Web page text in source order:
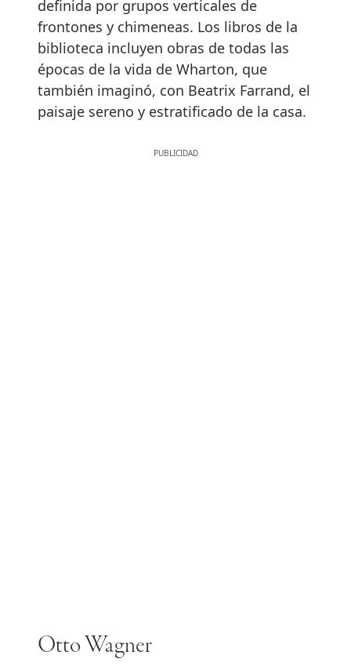
definida por grupos verticales de
frontones y chimeneas. Los libros de la
biblioteca incluyen obras de todas las
épocas de la vida de Wharton, que
también imaginó, con Beatrix Farrand, el
paisaje sereno y estratificado de la casa.
Otto Wagner